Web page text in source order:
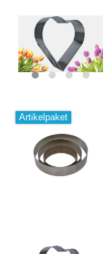
Artikelpaket